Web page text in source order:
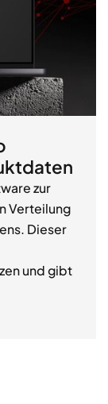
zur
Verteilung
Dieser
und gibt